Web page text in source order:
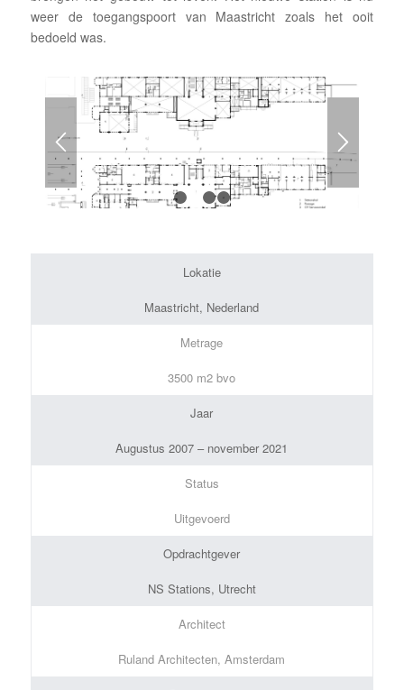
weer de toegangspoort van Maastricht zoals het ooit
bedoeld was.
3 4
Lokatie
Maastricht, Nederland
Metrage
3500 m2 bvo
Jaar
Augustus 2007 – november 2021
Status
Uitgevoerd
Opdrachtgever
NS Stations, Utrecht
Architect
Ruland Architecten, Amsterdam